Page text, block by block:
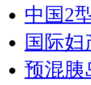
中国2
国际
预混胰